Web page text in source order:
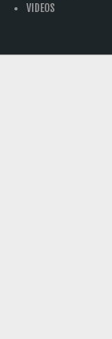
VIDEOS